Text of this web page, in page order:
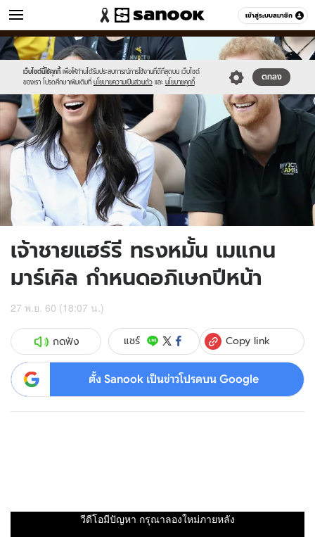
เข้าสู่ระบบสมาชิก
ข่าว หมวดอื่นๆ
เว็บไซต์นี้ใช้คุกกี้ เพื่อให้ท่านได้รับประสบการณ์การใช้งานที่ดีที่สุดบน เว็บไซต์
ของเรา โปรดศึกษาเพิ่มเติมที่ นโยบายความเป็นส่วนตัว และ นโยบายคุกกี้
ตกลง
Sanook
//s.isanook.com/sr/0/images/logo-
new-
sanook.png
600
60
//s.isanook.com/ns/0/ud/880/4400734/asdqwferf.jpg
เจ้าชายแฮร์รี ทรงหมั้น เมแกน
มาร์เคิล กำหนดอภิเษกปีหน้า
27 พ.ย. 60 (18:07 น.)
กดฟัง แชร์ Copy link
ตั้ง Sanook เป็นข่าวโปรดบน Google